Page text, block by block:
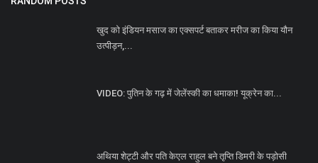
खुद को इंडियन मसाज का एक्सपर्ट बताकर मरीज का किया यौन
उत्पीड़न,...
VIDEO: पुतिन के गढ़ में जेलेंस्की का धमाका! यूक्रेन का...
अथिया शेट्टी और पति केएल राहुल बने तृप्ति डिमरी के पड़ोसी